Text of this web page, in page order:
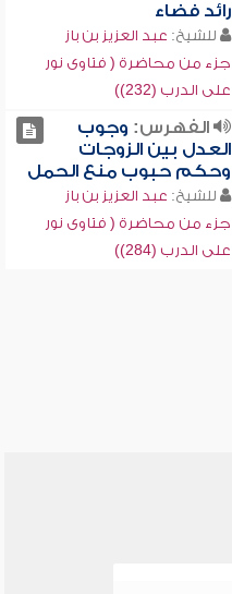
رائد فضاء
للشيخ: عبد العزيز بن باز
جزء من محاضرة ( فتاوى نور
على الدرب (232))
الفهرس: وجوب
العدل بين الزوجات
وحكم حبوب منع الحمل
للشيخ: عبد العزيز بن باز
جزء من محاضرة ( فتاوى نور
على الدرب (284))